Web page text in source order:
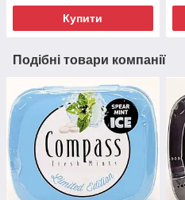
Купити
Подібні товари компанії